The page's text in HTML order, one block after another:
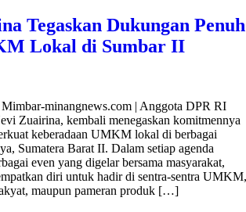
Tegaskan Dukungan Penuh
Lokal di Sumbar II
Mimbar-minangnews.com | Anggota DPR RI
Zuairina, kembali menegaskan komitmennya
keberadaan UMKM lokal di berbagai
Sumatera Barat II. Dalam setiap agenda
even yang digelar bersama masyarakat,
diri untuk hadir di sentra-sentra UMKM,
maupun pameran produk […]